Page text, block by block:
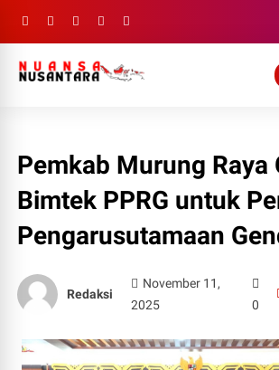
Pemkab Murung Raya
Bimtek PPRG untuk
Pengarusutamaan
Redaksi
November 11,
2025
0